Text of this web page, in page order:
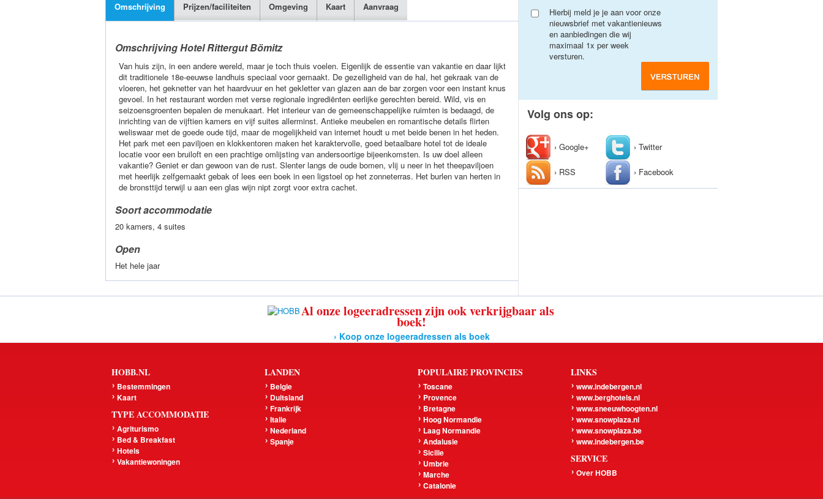
Omschrijving Prijzen/faciliteiten Omgeving Kaart Aanvraag
Omschrijving Hotel Rittergut Bömitz
Van huis zijn, in een andere wereld, maar je toch thuis voelen. Eigenlijk de essentie van vakantie en daar lijkt
dit traditionele 18e-eeuwse landhuis speciaal voor gemaakt. De gezelligheid van de hal, het gekraak van de
vloeren, het geknetter van het haardvuur en het gekletter van glazen aan de bar zorgen voor een instant knus
gevoel. In het restaurant worden met verse regionale ingrediënten eerlijke gerechten bereid. Wild, vis en
seizoensgroenten bepalen de menukaart. Het interieur van de gemeenschappelijke ruimten is bedaagd, de
inrichting van de vijftien kamers en vijf suites allerminst. Antieke meubelen en romantische details flirten
weliswaar met de goede oude tijd, maar de mogelijkheid van internet houdt u met beide benen in het heden.
Het park met een paviljoen en klokkentoren maken het karaktervolle, goed betaalbare hotel tot de ideale
locatie voor een bruiloft en een prachtige omlijsting van andersoortige bijeenkomsten. Is uw doel alleen
vakantie? Geniet er dan gewoon van de rust. Slenter langs de oude bomen, vlij u neer in het theepaviljoen
met heerlijk zelfgemaakt gebak of lees een boek in een ligstoel op het zonneterras. Het burlen van herten in
de bronsttijd terwijl u aan een glas wijn nipt zorgt voor extra cachet.
Soort accommodatie
20 kamers, 4 suites
Open
Het hele jaar
Hierbij meld je je aan voor onze
nieuwsbrief met vakantienieuws
en aanbiedingen die wij
maximaal 1x per week
versturen.
Volg ons op:
› Google+ › Twitter
› RSS › Facebook
Al onze logeeradressen zijn ook verkrijgbaar als
boek!
› Koop onze logeeradressen als boek
HOBB.NL
Bestemmingen
Kaart
TYPE ACCOMMODATIE
Agriturismo
Bed & Breakfast
Hotels
Vakantiewoningen
LANDEN
Belgie
Duitsland
Frankrijk
Italie
Nederland
Spanje
POPULAIRE PROVINCIES
Toscane
Provence
Bretagne
Hoog Normandie
Laag Normandie
Andalusie
Sicilie
Umbrie
Marche
Catalonie
LINKS
www.indebergen.nl
www.berghotels.nl
www.sneeuwhoogten.nl
www.snowplaza.nl
www.snowplaza.be
www.indebergen.be
SERVICE
Over HOBB